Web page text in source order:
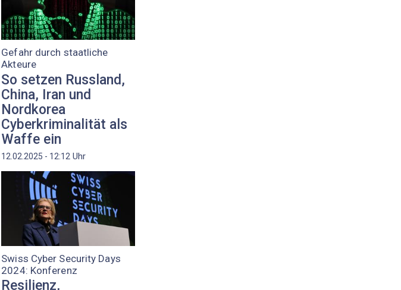
Gefahr durch staatliche
Akteure
So setzen Russland,
China, Iran und
Nordkorea
Cyberkriminalität als
Waffe ein
12.02.2025 - 12:12 Uhr
Swiss Cyber Security Days
2024: Konferenz
Resilienz,